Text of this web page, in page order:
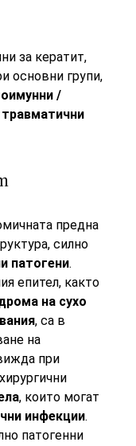
за кератит,
основни групи,
/
предна
силно
патогени.
епител, както
на сухо
, са в
на
при
, които могат
инфекции.
патогенни